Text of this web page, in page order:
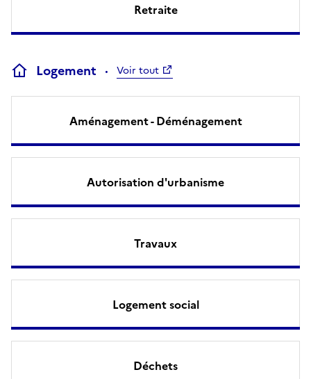
Retraite
Logement Voir tout
Aménagement - Déménagement
Autorisation d'urbanisme
Travaux
Logement social
Déchets